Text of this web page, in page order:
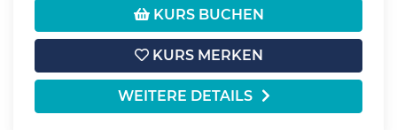
KURS BUCHEN
KURS MERKEN
WEITERE DETAILS